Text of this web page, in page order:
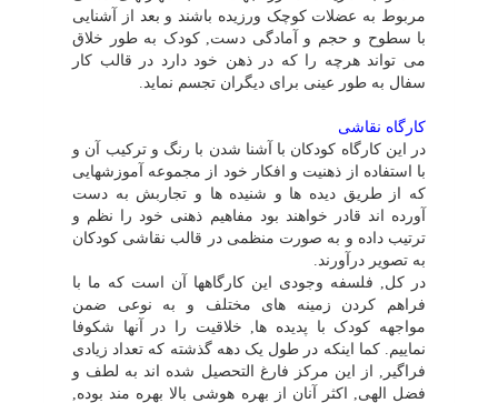
مربوط به عضلات کوچک ورزیده باشند و بعد از آشنایى
با سطوح و حجم و آمادگى دست, کودک به طور خلاق
مى تواند هرچه را که در ذهن خود دارد در قالب کار
سفال به طور عینى براى دیگران تجسم نماید.
کارگاه نقاشى
در این کارگاه کودکان با آشنا شدن با رنگ و ترکیب آن و
با استفاده از ذهنیت و افکار خود از مجموعه آموزشهایى
که از طریق دیده ها و شنیده ها و تجاربش به دست
آورده اند قادر خواهند بود مفاهیم ذهنى خود را نظم و
ترتیب داده و به صورت منظمى در قالب نقاشى کودکان
به تصویر درآورند.
در کل, فلسفه وجودى این کارگاهها آن است که ما با
فراهم کردن زمینه هاى مختلف و به نوعى ضمن
مواجهه کودک با پدیده ها, خلاقیت را در آنها شکوفا
نماییم. کما اینکه در طول یک دهه گذشته که تعداد زیادى
فراگیر, از این مرکز فارغ التحصیل شده اند به لطف و
فضل الهى, اکثر آنان از بهره هوشى بالا بهره مند بوده,